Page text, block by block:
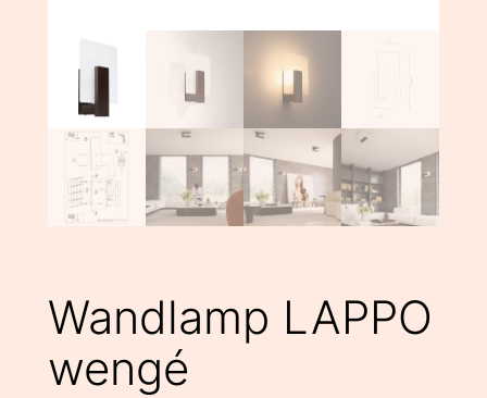
Wandlamp LAPPO
wengé